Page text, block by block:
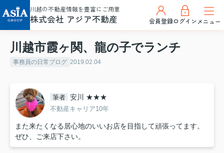
川越の不動産情報を豊富にご用意
株式会社 アジア不動産 会員登録ログインメニュー
川越市霞ヶ関、龍の子でランチ
事務員の日常ブログ 2019.02.04
筆者 安川 ★★★
不動産キャリア10年
また来たくなる居心地のいいお店を目指して頑張ってます。
ぜひ、ご来店下さい。